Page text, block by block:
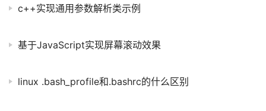
c++实现通用参数解析类示例
基于JavaScript实现屏幕滚动效果
linux .bash_profile和.bashrc的什么区别